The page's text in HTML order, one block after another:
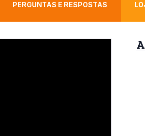
PERGUNTAS E RESPOSTAS